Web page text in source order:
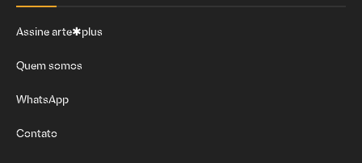
Assine arte✱plus
Quem somos
WhatsApp
Contato